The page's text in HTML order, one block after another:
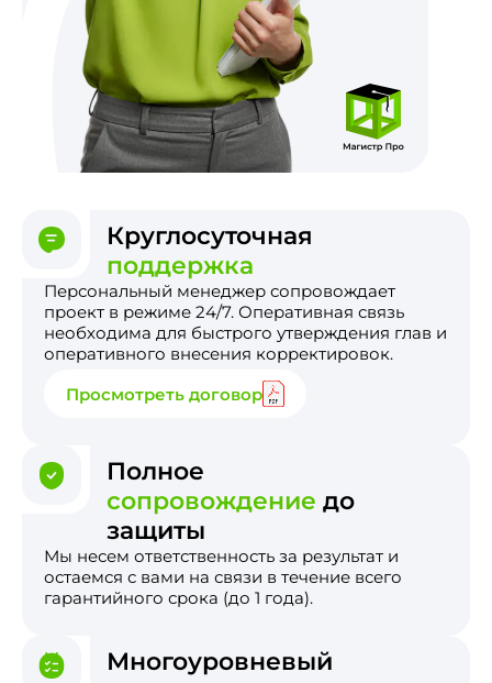
Круглосуточная
поддержка
Персональный менеджер сопровождает
проект в режиме 24/7. Оперативная связь
необходима для быстрого утверждения глав и
оперативного внесения корректировок.
Просмотреть договор
Полное
сопровождение до
защиты
Мы несем ответственность за результат и
остаемся с вами на связи в течение всего
гарантийного срока (до 1 года).
Многоуровневый